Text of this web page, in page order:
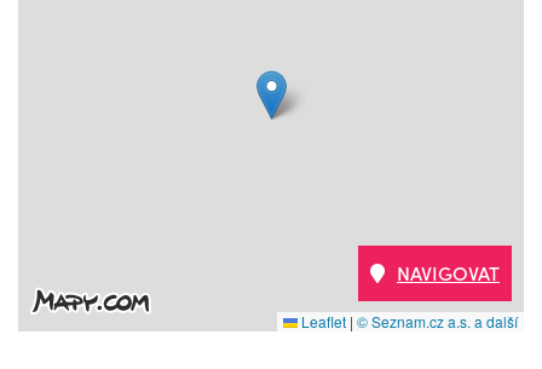
Leaflet | © Seznam.cz a.s. a další
NAVIGOVAT